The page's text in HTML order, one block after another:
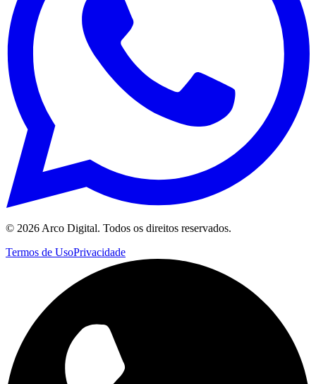
© 2026 Arco Digital. Todos os direitos reservados.
Termos de UsoPrivacidade